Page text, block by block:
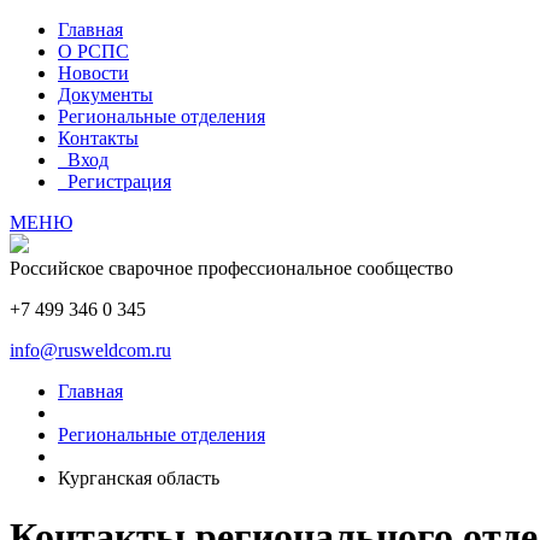
Главная
О РСПС
Новости
Документы
Региональные отделения
Контакты
Вход
Регистрация
МЕНЮ
Российское сварочное профессиональное сообщество
+7 499 346 0 345
info@rusweldcom.ru
Главная
Региональные отделения
Курганская область